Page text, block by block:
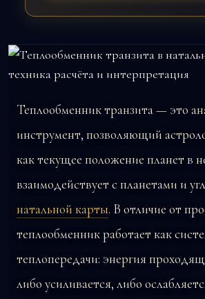
Теплообменник транзита — это
инструмент, позволяющий
как текущее положение планет в
взаимодействует с планетами и
натальной карты. В отличие от
теплообменник работает как
теплопередачи: энергия
либо усиливается, либо